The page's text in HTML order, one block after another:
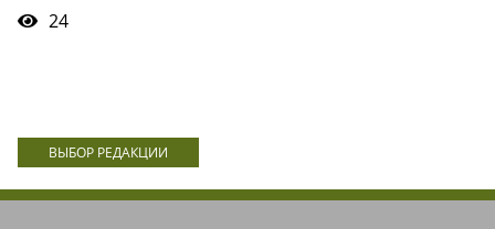
24
ВЫБОР РЕДАКЦИИ